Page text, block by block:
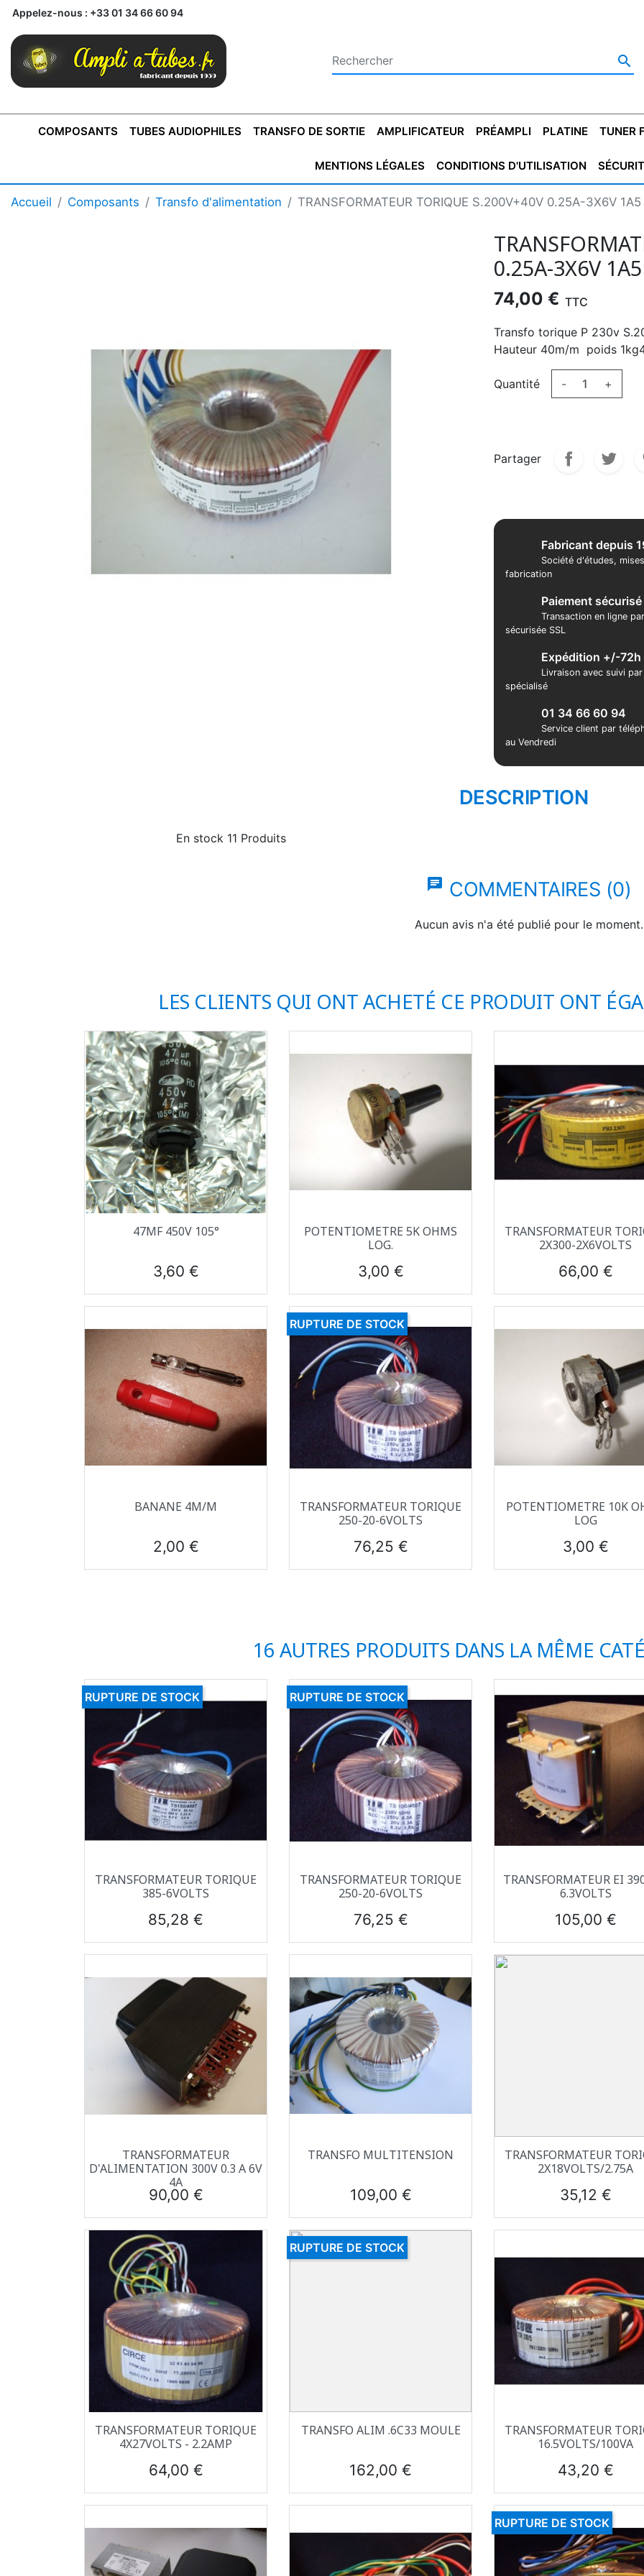
Appelez-nous : +33 01 34 66 60 94

COMPOSANTS
BONTONS
AXE 4MM
BONTONS
AXE 6MM
COFFRET
COFFRET
CONDENSATEUR
LCC PAS 5.08
CONDENSATEUR
CONDENSATEUR
CONDENSATEUR
TUBES AUDIOPHILES TRANSFO DE SORTIE
TRANSFORMATEUR DE SORTIE DE
CLASSE "A" SINGLE
TRANSFORMATEUR DE SORTIE
TYPE PUSH PULL
TRANSFO DE SORTIE
TRANSFO LINE
AMPLIFICATEUR
AMPLI MONO AMPLI STÉRÉO
PRÉAMPLI PLATINE TUNER
AMPLIFICATEURS LECTEURS CD PRÉAMPLI AVEC TUNER PLATINES VINYLES MAGNÉTOPHONE TUNER
SUPRAVOX FERTIN
MENTIONS LÉGALES CONDITIONS D'UTILISATION
Accueil Composants Transfo d'alimentation TRANSFORMATEUR TORIQUE S.200V+40V 0.25A-3X6V 1A5
0.25A-3X6V 1A5
74,00 € TTC
Transfo torique P 230v
Hauteur 40m/m poids
Quantité - +
Partager
Fabricant depuis
Société d'études,
fabrication
Paiement sécurisé
Transaction en ligne
sécurisée SSL
Expédition +/-72h
Livraison avec suivi
spécialisé
01 34 66 60 94
Service client par
au Vendredi
DESCRIPTION
En stock 11 Produits
chat COMMENTAIRES (0)
Aucun avis n'a été publié pour le moment.
LES CLIENTS QUI ONT ACHETÉ CE PRODUIT ONT
Aperçu rapide
47ΜF 450V 105°
Prix
3,60 €
Aperçu rapide
POTENTIOMETRE 5K OHMS
LOG.
Prix
3,00 €
Aperçu rapide
TRANSFORMATEUR
2X300-2X6VOLTS
Prix
66,00 €
Aperçu rapide
BANANE 4M/M
Prix
2,00 €
Aperçu rapide
TRANSFORMATEUR TORIQUE
250-20-6VOLTS
Prix
76,25 €
RUPTURE DE STOCK
Aperçu rapide
POTENTIOMETRE 10K
LOG
Prix
3,00 €
16 AUTRES PRODUITS DANS LA MÊME
Aperçu rapide
TRANSFORMATEUR TORIQUE
385-6VOLTS
Prix
85,28 €
RUPTURE DE STOCK
Aperçu rapide
TRANSFORMATEUR TORIQUE
250-20-6VOLTS
Prix
76,25 €
RUPTURE DE STOCK
Aperçu rapide
TRANSFORMATEUR EI
6.3VOLTS
Prix
105,00 €
Aperçu rapide
TRANSFORMATEUR
D'ALIMENTATION 300V 0.3 A 6V
4A
Prix
90,00 €
Aperçu rapide
TRANSFO MULTITENSION
Prix
109,00 €
Aperçu rapide
TRANSFORMATEUR
2X18VOLTS/2.75A
Prix
35,12 €
Aperçu rapide
TRANSFORMATEUR TORIQUE
4X27VOLTS - 2.2AMP
Prix
64,00 €
Aperçu rapide
TRANSFO ALIM .6C33 MOULE
Prix
162,00 €
RUPTURE DE STOCK
Aperçu rapide
TRANSFORMATEUR
16.5VOLTS/100VA
Prix
43,20 €
RUPTURE DE STOCK